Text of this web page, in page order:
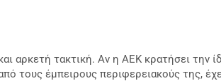
αρκετή τακτική. Αν η ΑΕΚ κρατήσει την
τους έμπειρους περιφερειακούς της,